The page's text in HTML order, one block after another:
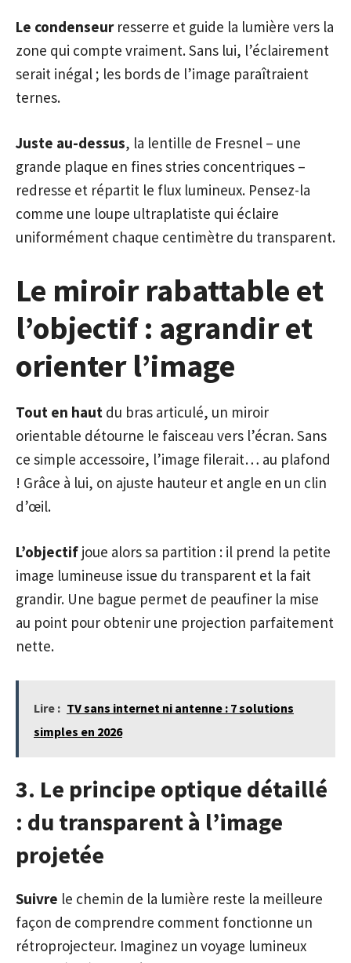
Le condenseurresserre et guide la lumière vers la
zone qui compte vraiment. Sans lui, l’éclairement
serait inégal ; les bords de l’image paraîtraient
ternes.
Juste au-dessus, la lentille de Fresnel – une
grande plaque en fines stries concentriques –
redresse et répartit le flux lumineux. Pensez-la
comme une loupe ultraplatiste qui éclaire
uniformément chaque centimètre du transparent.
Le miroir rabattable et
l’objectif : agrandir et
orienter l’image
Tout en haut du bras articulé, un miroir
orientable détourne le faisceau vers l’écran. Sans
ce simple accessoire, l’image filerait… au plafond
! Grâce à lui, on ajuste hauteur et angle en un clin
d’œil.
L’objectif joue alors sa partition : il prend la petite
image lumineuse issue du transparent et la fait
grandir. Une bague permet de peaufiner la mise
au point pour obtenir une projection parfaitement
nette.
Lire : TV sans internet ni antenne : 7 solutions
simples en 2026
3. Le principe optique détaillé
: du transparent à l’image
projetée
Suivre le chemin de la lumière reste la meilleure
façon de comprendre comment fonctionne un
rétroprojecteur. Imaginez un voyage lumineux